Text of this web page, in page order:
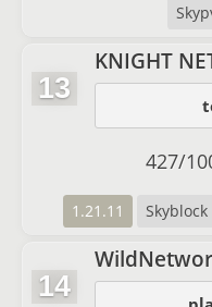
13
KNIGHT
1.21.11 Skyblock
427/
14